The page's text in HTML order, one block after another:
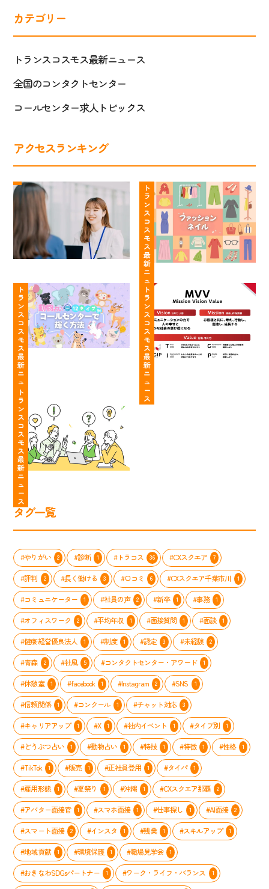
カテゴリー
トランスコスモス最新ニュース
全国のコンタクトセンター
コールセンター求人トピックス
アクセスランキング
ラ
コ
ス
モ
ス
ン
タ
ク
ト
セ
ン
タ
ー
「面
接
の
質
問
大
公
開」
ト
ラ
ン
ス
コ
ス
モ
ス
最
新
ニ
ュ
ー
ス
ー
ル
セ
ン
タ
ー
は
服
装・
髪
色・
ネ
イ
ル
自
由
っ
て
知
っ
ス
イ
ル
完
全
ガ
イ
ト
ト
ラ
ン
ス
コ
ス
モ
ス
最
新
ニ
ュ
ー
ス
物
占
い
12
タ
イ
プ
別】
あ
な
た
の
個
性
を
活
か
し
て、
コ
ー
ル
ン
タ
ー
で
輝
く
方
法
ト
ラ
ン
ス
コ
ス
モ
ス
最
新
ニ
ュ
ー
ス
や
る
こ
と
が
明
確！
行
動
し
や
す
ス
ー
リ
ー」
ト
ラ
ン
ス
コ
ス
モ
ス
最
新
ニ
ュ
ー
ス
ト
ラ
ン
ス
コ
ス
モ
ス
の
コ
ン
タ
ク
ト
ン
タ
ー
が
実
施
し
た
メ
ン
バ
ー
の
「や
る
気
ス
イ
ッ
チ」
を
入
れ
る
取
り
組
み
タグ一覧
#やりがい 2 #診断 1 #トラコス 36 #CXスクエア 7
#評判 2 #長く働ける 3 #口コミ 6 #CXスクエア千葉市川 1
#コミュニケーター 1 #社員の声 2 #新卒 1 #事務 1
#オフィスワーク 2 #平均年収 1 #面接質問 1 #面談 1
#健康経営優良法人 1 #制度 1 #認定 3 #未経験 2
#青森 2 #社風 5 #コンタクトセンター・アワード 1
#休憩室 1 #facebook 1 #Instagram 2 #SNS 1
#信頼関係 1 #コンクール 1 #チャット対応 3
#キャリアアップ 1 #X 1 #社内イベント 1 #タイプ別 1
#どうぶつ占い 1 #動物占い 1 #特技 1 #特徴 1 #性格 1
#TikTok 1 #販売 1 #正社員登用 1 #タイパ 1
#雇用形態 1 #夏祭り 1 #沖縄 1 #CXスクエア那覇 2
#アバター面接官 1 #スマホ面接 1 #仕事探し 1 #AI面接 2
#スマート面接 2 #インスタ 1 #残業 1 #スキルアップ 1
#地域貢献 1 #環境保護 1 #職場見学会 1
#おきなわSDGsパートナー 1 #ワーク・ライフ・バランス 1